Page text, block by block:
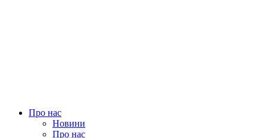
Про нас
Новини
Про нас